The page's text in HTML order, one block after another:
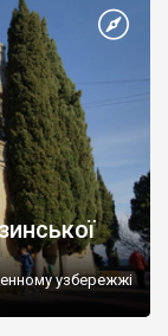
узбережжі